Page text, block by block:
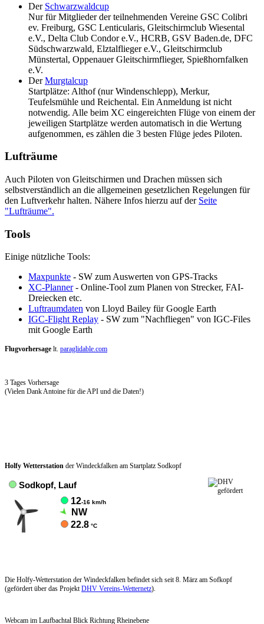
Der Schwarzwaldcup
Nur für Mitglieder der teilnehmenden Vereine GSC Colibri
ev. Freiburg, GSC Lenticularis, Gleitschirmclub Wiesental
e.V., Delta Club Condor e.V., HCRB, GSV Baden.de, DFC
Südschwarzwald, Elztalflieger e.V., Gleitschirmclub
Münstertal, Oppenauer Gleitschirmflieger, Spießhornfalken
e.V.
DerMurgtalcup
Startplätze: Althof (nur Windenschlepp), Merkur,
Teufelsmühle und Reichental. Ein Anmeldung ist nicht
notwendig. Alle beim XC eingereichten Flüge von einem der
jeweiligen Startplätze werden automatisch in die Wertung
aufgenommen, es zählen die 3 besten Flüge jedes Piloten.
Lufträume
Auch Piloten von Gleitschirmen und Drachen müssen sich
selbstverständlich an die allgemeinen gesetzlichen Regelungen für
den Luftverkehr halten. Nähere Infos hierzu auf der Seite
"Lufträume".
Tools
Einige nützliche Tools:
Maxpunkte - SW zum Auswerten von GPS-Tracks
XC-Planner- Online-Tool zum Planen von Strecker, FAI-
Dreiecken etc.
Luftraumdaten von Lloyd Bailey für Google Earth
IGC-Flight Replay - SW zum "Nachfliegen" von IGC-Files
mit Google Earth
Flugvorhersage lt. paraglidable.com
3 Tages Vorhersage
(Vielen Dank Antoine für die API und die Daten!)
Holfy Wetterstation der Windeckfalken am Startplatz Sodkopf
Die Holfy-Wetterstation der Windeckfalken befindet sich seit 8. März am Sofkopf
(gefördert über das ProjektDHV Vereins-Wetternetz).
Webcam im Laufbachtal Blick Richtung Rheinebene